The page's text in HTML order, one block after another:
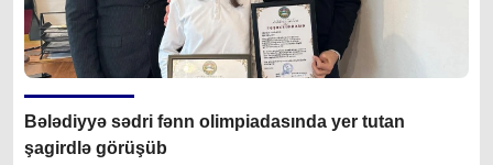
Bələdiyyə sədri fənn olimpiadasında yer tutan
şagirdlə görüşüb